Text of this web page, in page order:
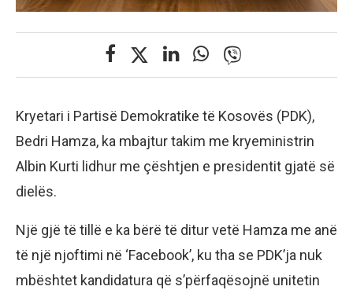
Kryetari i Partisë Demokratike të Kosovës (PDK),
Bedri Hamza, ka mbajtur takim me kryeministrin
Albin Kurti lidhur me çështjen e presidentit gjatë së
dielës.
Një gjë të tillë e ka bërë të ditur vetë Hamza me anë
të një njoftimi në ‘Facebook’, ku tha se PDK’ja nuk
mbështet kandidatura që s’përfaqësojnë unitetin